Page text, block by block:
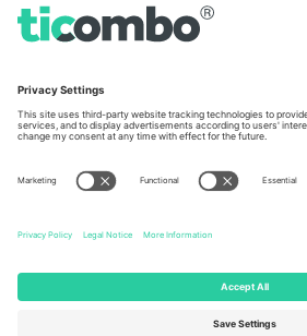
Bulgaria
Totleben 53-55, 1606 Sofia,
Bulgaria
United
Av Chapultepec 360, Roma
Ciudad de México, CDMX,
პლატფორმის პროვაიდერის
ლოკაციის, ღონისძიების ან/და დომენის